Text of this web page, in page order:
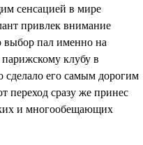
сенсацией в мире
привлек внимание
выбор пал именно на
клубу в
сделало его самым дорогим
переход сразу же принес
и многообещающих